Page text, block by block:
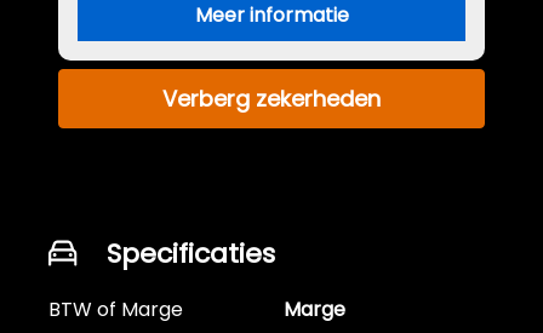
Meer informatie
Verberg zekerheden
Specificaties
BTW of Marge
Marge